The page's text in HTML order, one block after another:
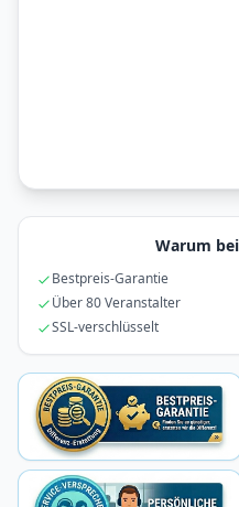
Warum
Bestpreis-Garantie
Über 80 Veranstalter
SSL-verschlüsselt